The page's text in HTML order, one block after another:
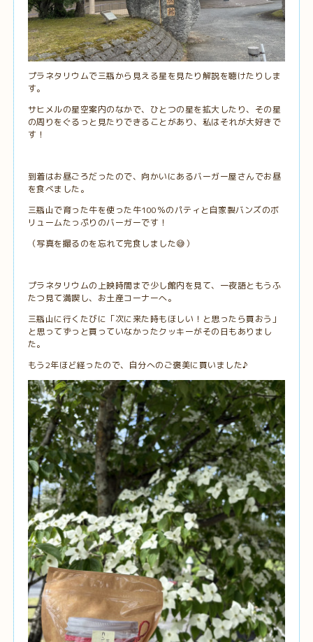
プラネタリウムで三瓶から見える星を見たり解説を聴けたりしま
す。
サヒメルの星空案内のなかで、ひとつの星を拡大したり、その星
の周りをぐるっと見たりできることがあり、私はそれが大好きで
す！
到着はお昼ごろだったので、向かいにあるバーガー屋さんでお昼
を食べました。
三瓶山で育った牛を使った牛100％のパティと自家製バンズのボ
リュームたっぷりのバーガーです！
（写真を撮るのを忘れて完食しました😅）
プラネタリウムの上映時間まで少し館内を見て、一夜語ともうふ
たつ見て満喫し、お土産コーナーへ。
三瓶山に行くたびに「次に来た時もほしい！と思ったら買おう」
と思ってずっと買っていなかったクッキーがその日もありまし
た。
もう2年ほど経ったので、自分へのご褒美に買いました♪